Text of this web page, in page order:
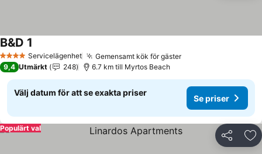
4 StjärnorServicelägenhet Gemensamt kök för gästerSe priser
B&D 1
9,4 Utmärkt 248 6.7 km till Myrtos Beach
Välj datum för att se exakta priser
Se priser
Dela
Populärt val